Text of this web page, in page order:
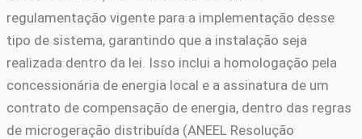
regulamentação vigente para a implementação desse
tipo de sistema, garantindo que a instalação seja
realizada dentro da lei. Isso inclui a homologação pela
concessionária de energia local e a assinatura de um
contrato de compensação de energia, dentro das regras
de microgeração distribuída (ANEEL Resolução